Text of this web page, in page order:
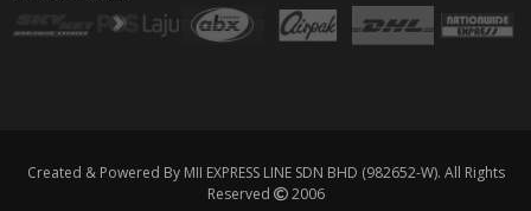
Created & Powered By MII EXPRESS LINE SDN BHD (982652-W). All Rights
Reserved
2006